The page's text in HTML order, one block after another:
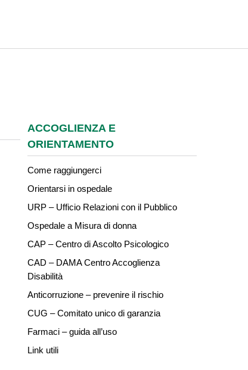
ACCOGLIENZA E
ORIENTAMENTO
Come raggiungerci
Orientarsi in ospedale
URP – Ufficio Relazioni con il Pubblico
Ospedale a Misura di donna
CAP – Centro di Ascolto Psicologico
CAD – DAMA Centro Accoglienza
Disabilità
Anticorruzione – prevenire il rischio
CUG – Comitato unico di garanzia
Farmaci – guida all’uso
Link utili